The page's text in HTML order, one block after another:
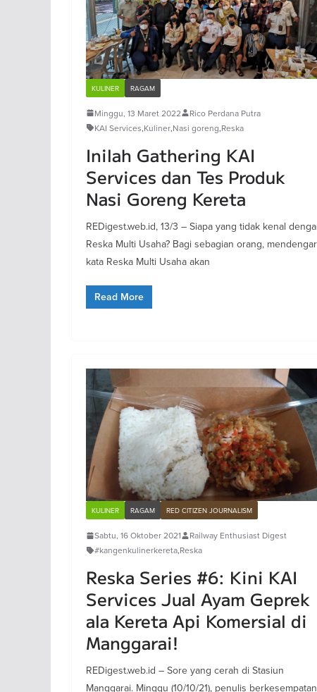
KULINER RAGAM
Minggu, 13 Maret 2022
Rico Perdana Putra
KAI Services,Kuliner,Nasi goreng,Reska
Inilah Gathering KAI
Services dan Tes Produk
Nasi Goreng Kereta
REDigest.web.id, 13/3 – Siapa yang tidak kenal
Reska Multi Usaha? Bagi sebagian orang, mendengar
kata Reska Multi Usaha akan
Read More
KULINER RAGAM RED CITIZEN JOURNALISM
Sabtu, 16 Oktober 2021
Railway Enthusiast Digest
#kangenkulinerkereta,Reska
Reska Series #6: Kini KAI
Services Jual Ayam Geprek
ala Kereta Api Komersial di
Manggarai!
REDigest.web.id – Sore yang cerah di Stasiun
Manggarai. Minggu (10/10/21), penulis berkesempatan